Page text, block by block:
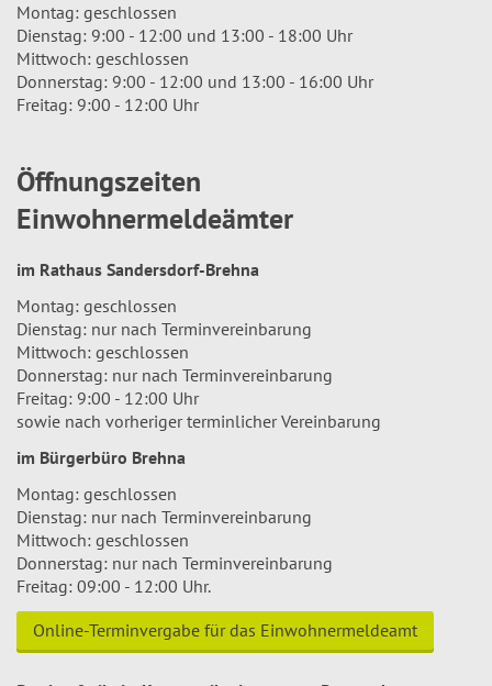
Montag: geschlossen
Dienstag: 9:00 - 12:00 und 13:00 - 18:00 Uhr
Mittwoch: geschlossen
Donnerstag: 9:00 - 12:00 und 13:00 - 16:00 Uhr
Freitag: 9:00 - 12:00 Uhr
Öffnungszeiten
Einwohnermeldeämter
im Rathaus Sandersdorf-Brehna
Montag: geschlossen
Dienstag: nur nach Terminvereinbarung
Mittwoch: geschlossen
Donnerstag: nur nach Terminvereinbarung
Freitag: 9:00 - 12:00 Uhr
sowie nach vorheriger terminlicher Vereinbarung
im Bürgerbüro Brehna
Montag: geschlossen
Dienstag: nur nach Terminvereinbarung
Mittwoch: geschlossen
Donnerstag: nur nach Terminvereinbarung
Freitag: 09:00 - 12:00 Uhr.
Online-Terminvergabe für das Einwohnermeldeamt